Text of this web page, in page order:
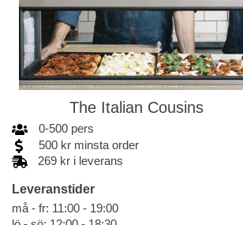
The Italian Cousins
0-500 pers
500 kr minsta order
269 kr i leverans
Leveranstider
må - fr: 11:00 - 19:00